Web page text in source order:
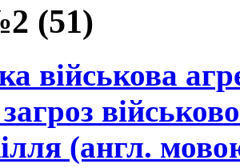
(51)
військова
(англ.